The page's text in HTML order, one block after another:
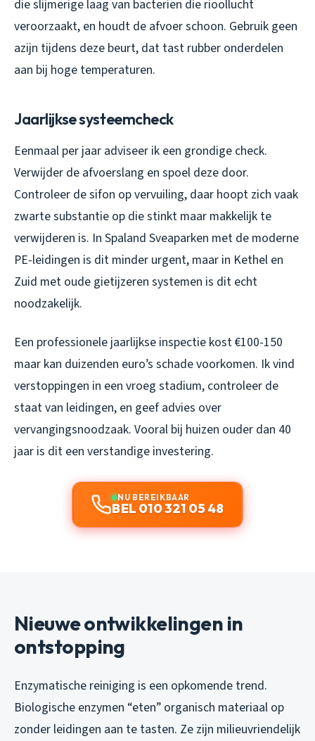
die slijmerige laag van bacteriën die rioollucht
veroorzaakt, en houdt de afvoer schoon. Gebruik geen
azijn tijdens deze beurt, dat tast rubber onderdelen
aan bij hoge temperaturen.
Jaarlijkse systeemcheck
Eenmaal per jaar adviseer ik een grondige check.
Verwijder de afvoerslang en spoel deze door.
Controleer de sifon op vervuiling, daar hoopt zich vaak
zwarte substantie op die stinkt maar makkelijk te
verwijderen is. In Spaland Sveaparken met de moderne
PE-leidingen is dit minder urgent, maar in Kethel en
Zuid met oude gietijzeren systemen is dit echt
noodzakelijk.
Een professionele jaarlijkse inspectie kost €100-150
maar kan duizenden euro’s schade voorkomen. Ik vind
verstoppingen in een vroeg stadium, controleer de
staat van leidingen, en geef advies over
vervangingsnoodzaak. Vooral bij huizen ouder dan 40
jaar is dit een verstandige investering.
NU BEREIKBAAR
BEL 010 321 05 48
Nieuwe ontwikkelingen in
ontstopping
Enzymatische reiniging is een opkomende trend.
Biologische enzymen “eten” organisch materiaal op
zonder leidingen aan te tasten. Ze zijn milieuvriendelijk